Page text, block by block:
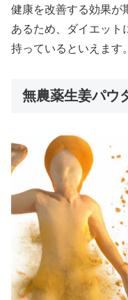
健康を改善する効果が
あるため、ダイエット
持っているといえます。
無農薬生姜パウ